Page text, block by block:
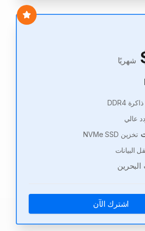
شهريًا
ذاكرة DDR4
عالي
تخزين NVMe SSD
البيانات
البحرين
اشترك الآن